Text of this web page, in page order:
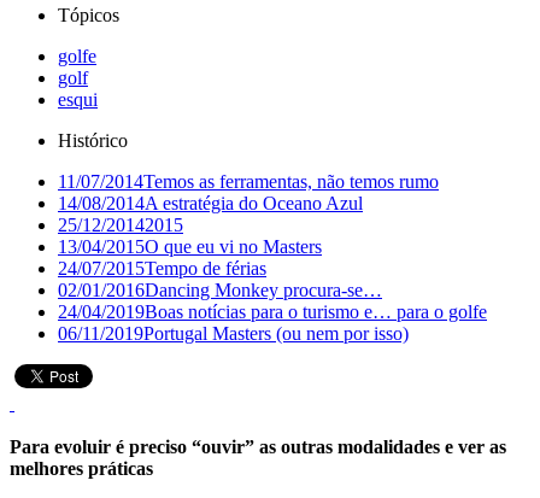
Tópicos
golfe
golf
esqui
Histórico
11/07/2014Temos as ferramentas, não temos rumo
14/08/2014A estratégia do Oceano Azul
25/12/20142015
13/04/2015O que eu vi no Masters
24/07/2015Tempo de férias
02/01/2016Dancing Monkey procura-se…
24/04/2019Boas notícias para o turismo e… para o golfe
06/11/2019Portugal Masters (ou nem por isso)
Para evoluir é preciso “ouvir” as outras modalidades e ver as
melhores práticas